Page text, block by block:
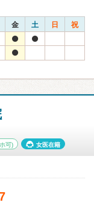
金 土 日 祝
可) 女医在籍